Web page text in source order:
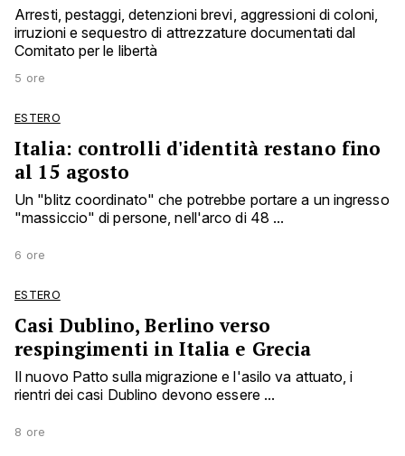
Arresti, pestaggi, detenzioni brevi, aggressioni di coloni,
irruzioni e sequestro di attrezzature documentati dal
Comitato per le libertà
5 ore
ESTERO
Italia: controlli d'identità restano fino
al 15 agosto
Un "blitz coordinato" che potrebbe portare a un ingresso
"massiccio" di persone, nell'arco di 48 ...
6 ore
ESTERO
Casi Dublino, Berlino verso
respingimenti in Italia e Grecia
Il nuovo Patto sulla migrazione e l'asilo va attuato, i
rientri dei casi Dublino devono essere ...
8 ore